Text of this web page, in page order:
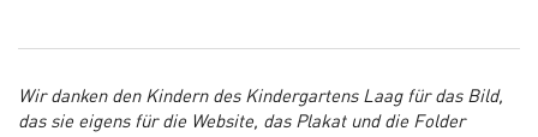
Wir danken den Kindern des Kindergartens Laag für das Bild,
das sie eigens für die Website, das Plakat und die Folder